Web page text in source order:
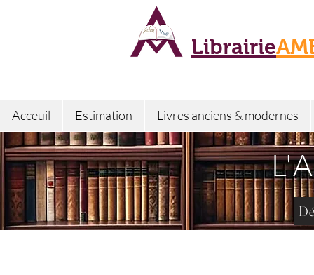
Librairie
Acceuil Estimation Livres anciens & modernes